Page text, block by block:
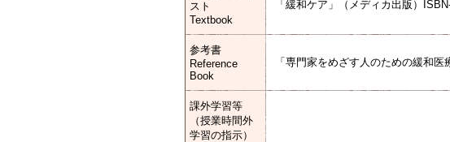
スト
Textbook
「緩和ケア」（メディカ出版）
参考書
Reference
Book
「専門家をめざす人のための緩和
課外学習等
（授業時間外
学習の指示）